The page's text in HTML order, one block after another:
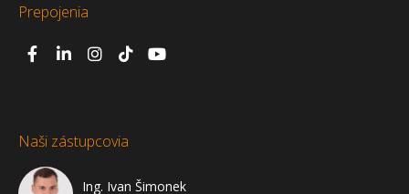
Prepojenia
Naši zástupcovia
Ing. Ivan Šimonek